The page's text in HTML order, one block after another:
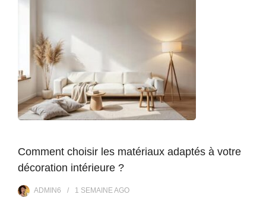
Comment choisir les matériaux adaptés à votre
décoration intérieure ?
ADMIN6 1 SEMAINEAGO